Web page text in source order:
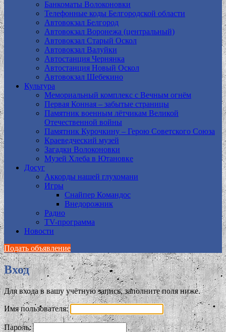
Банкоматы Волоконовки
Телефонные коды Белгородской области
Автовокзал Белгород
Автовокзал Воронежа (центральный)
Автовокзал Старый Оскол
Автовокзал Валуйки
Автостанция Чернянка
Автостанция Новый Оскол
Автовокзал Шебекино
Культура
Мемориальный комплекс с Вечным огнём
Первая Конная – забытые страницы
Памятник военным лётчикам Великой
Отечественной войны
Памятник Курочкину – Герою Советского Союза
Краеведческий музей
Загадки Волоконовки
Музей Хлеба в Ютановке
Досуг
Аккорды нашей глухомани
Игры
Снайпер Командос
Внедорожник
Радио
TV-программа
Новости
Подать объявление
Вход
Для входа в вашу учётную запись, заполните поля ниже.
Имя пользователя:
Пароль: